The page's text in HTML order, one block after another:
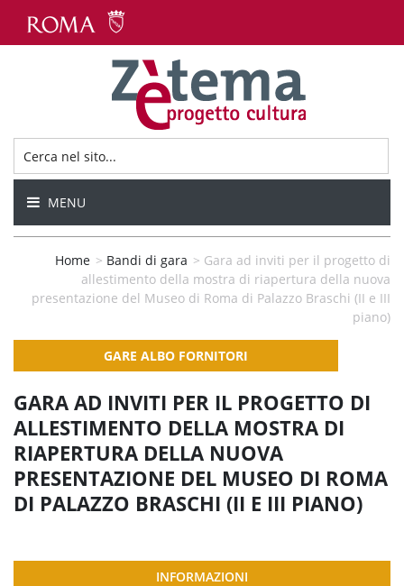
MENU
Home > Bandi di gara > Gara ad inviti per il progetto di
allestimento della mostra di riapertura della nuova
presentazione del Museo di Roma di Palazzo Braschi (II e III
piano)
GARE ALBO FORNITORI
GARA AD INVITI PER IL PROGETTO DI
ALLESTIMENTO DELLA MOSTRA DI
RIAPERTURA DELLA NUOVA
PRESENTAZIONE DEL MUSEO DI ROMA
DI PALAZZO BRASCHI (II E III PIANO)
INFORMAZIONI